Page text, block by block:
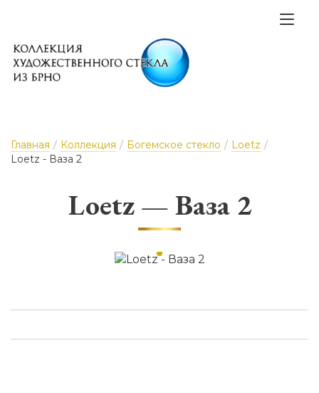
Главная / Коллекция / Богемское стекло / Loetz /
Loetz - Ваза 2
Loetz — Ваза 2